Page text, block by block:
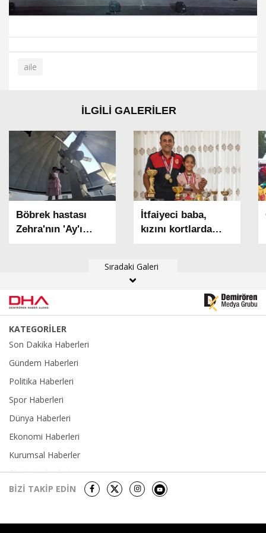
aile
İLGİLİ GALERİLER
Sıradaki Galeri
Böbrek hastası
Zehra'nın 'Ay'ı
İtfaiyeci baba,
kızını kortlarda
KATEGORİLER
Son Dakika Haberleri
Gündem Haberleri
Politika Haberleri
Spor Haberleri
Dünya Haberleri
Ekonomi Haberleri
Kurumsal Haberler
Eğitim Haberleri
Yerel Haberler
BİZİ TAKİP EDİN